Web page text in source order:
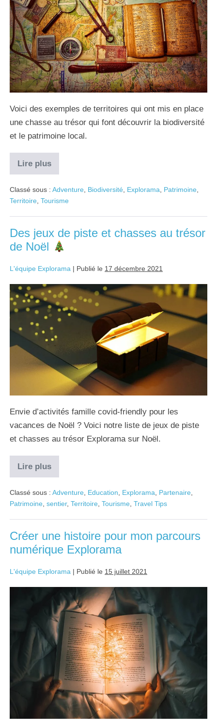
Voici des exemples de territoires qui ont mis en place
une chasse au trésor qui font découvrir la biodiversité
et le patrimoine local.
Lire plus
Classé sous : Adventure, Biodiversité, Explorama, Patrimoine,
Territoire, Tourisme
Des jeux de piste et chasses au trésor
de Noël
L'équipe Explorama | Publié le 17 décembre 2021
Envie d’activités famille covid-friendly pour les
vacances de Noël ? Voici notre liste de jeux de piste
et chasses au trésor Explorama sur Noël.
Lire plus
Classé sous : Adventure Education Explorama Partenaire
Patrimoine sentier, Territoire Tourisme Travel Tips
Créer une histoire pour mon parcours
numérique Explorama
L'équipe Explorama | Publié le 15 juillet 2021